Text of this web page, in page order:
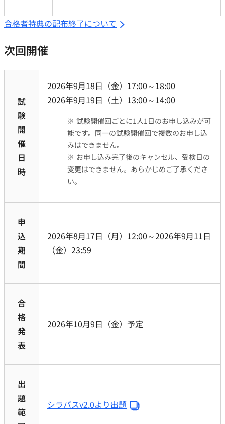
合格者特典の配布終了について
次回開催
試
験
開
催
日
時
2026年9月18日（金）17:00～18:00
2026年9月19日（土）13:00～14:00
※ 試験開催回ごとに1人1日のお申し込みが可
能です。同一の試験開催回で複数のお申し込
みはできません。
※ お申し込み完了後のキャンセル、受検日の
変更はできません。あらかじめご了承くださ
い。
申
込
期
間
2026年8月17日（月）12:00～2026年9月11日
（金）23:59
合
格
発
表
2026年10月9日（金）予定
出
題
範
シラバスv2.0より出題